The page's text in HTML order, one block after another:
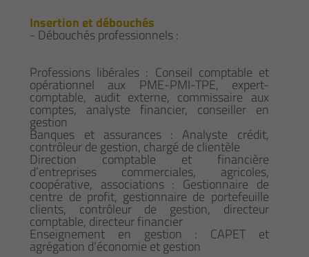
Insertion et débouchés
- Débouchés professionnels :
Professions libérales : Conseil comptable et
opérationnel aux PME-PMI-TPE, expert-
comptable, audit externe, commissaire aux
comptes, analyste financier, conseiller en
gestion
Banques et assurances : Analyste crédit,
contrôleur de gestion, chargé de clientèle
Direction comptable et financière
d’entreprises commerciales, agricoles,
coopérative, associations : Gestionnaire de
centre de profit, gestionnaire de portefeuille
clients, contrôleur de gestion, directeur
comptable, directeur financier
Enseignement en gestion : CAPET et
agrégation d’économie et gestion